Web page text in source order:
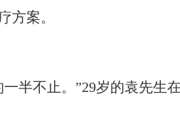
方案。
不止。”29岁的袁先生